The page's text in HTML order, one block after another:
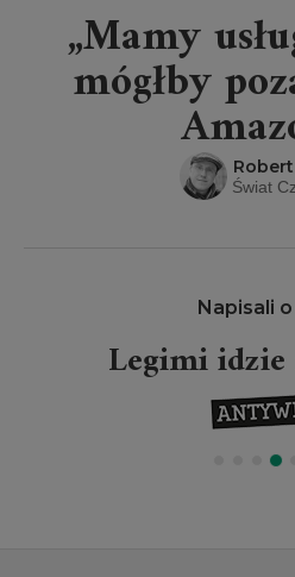
„Mamy
mógłby
Świat
Napisali o
Legimi idzie